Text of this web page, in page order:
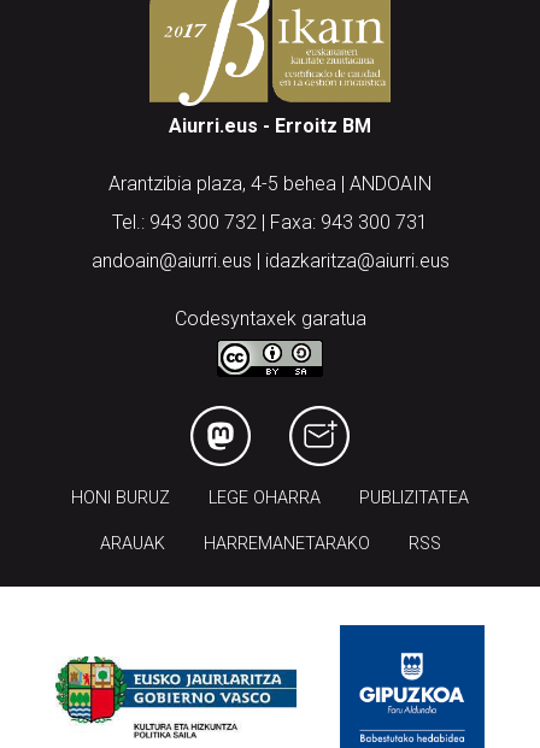
Aiurri.eus - Erroitz BM
Arantzibia plaza, 4-5 behea | ANDOAIN
Tel.: 943 300 732 | Faxa: 943 300 731
andoain@aiurri.eus | idazkaritza@aiurri.eus
Codesyntaxek garatua
HONI BURUZ LEGE OHARRA PUBLIZITATEA
ARAUAK HARREMANETARAKO RSS